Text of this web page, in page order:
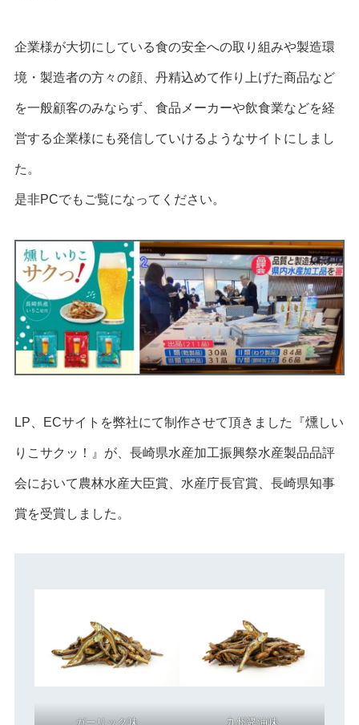
企業様が大切にしている食の安全への取り組みや製造環
境・製造者の方々の顔、丹精込めて作り上げた商品など
を一般顧客のみならず、食品メーカーや飲食業などを経
営する企業様にも発信していけるようなサイトにしまし
た。
是非PCでもご覧になってください。
LP、ECサイトを弊社にて制作させて頂きました『燻しい
りこサクッ！』が、長崎県水産加工振興祭水産製品品評
会において農林水産大臣賞、水産庁長官賞、長崎県知事
賞を受賞しました。
ガーリック味 九州醤油味